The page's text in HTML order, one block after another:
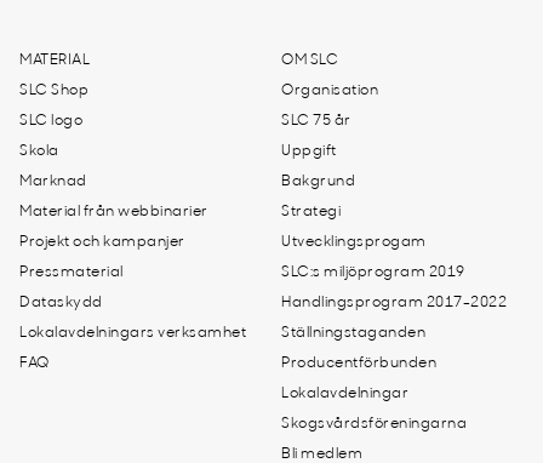
MATERIAL
SLC Shop
SLC logo
Skola
Marknad
Material från webbinarier
Projekt och kampanjer
Pressmaterial
Dataskydd
Lokalavdelningars verksamhet
FAQ
OM SLC
Organisation
SLC 75 år
Uppgift
Bakgrund
Strategi
Utvecklingsprogam
SLC:s miljöprogram 2019
Handlingsprogram 2017-2022
Ställningstaganden
Producentförbunden
Lokalavdelningar
Skogsvårdsföreningarna
Bli medlem